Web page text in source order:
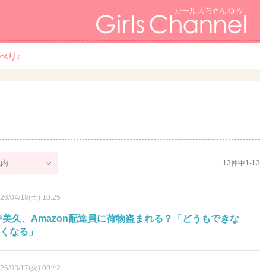
り♪
13件中1-13
04/18(土) 10:25
久、Amazon配達員に荷物盗まれる？「どうもできな
なる」
03/17(火) 00:42